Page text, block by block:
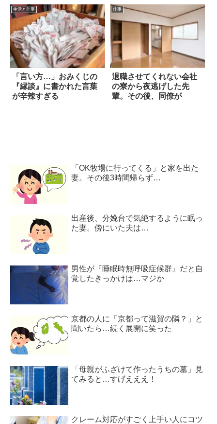
生活と仕事
「言い方…」おみくじの
『縁談』に書かれた言葉
が辛辣すぎる
仕事
退職させてくれない会社
の寮から夜逃げした先
輩。その後、同僚が
「OK牧場に行ってくる」と家を出た
妻。その後3時間帰らず…
出産後、分娩台で気絶するように眠っ
た妻。傍にいた夫は…
男性が『睡眠時無呼吸症候群』だと自
覚したきっかけは…マジか
京都の人に「京都って滋賀の隣？」と
聞いたら…続く展開に笑った
「母親がふざけて作ったうちの墓」見
てみると…すげえええ！
クレーム対応がすごく上手い人にコツ